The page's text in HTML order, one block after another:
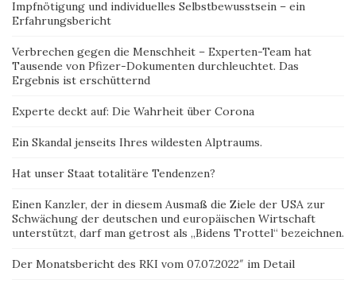
Impfnötigung und individuelles Selbstbewusstsein – ein
Erfahrungsbericht
Verbrechen gegen die Menschheit – Experten-Team hat
Tausende von Pfizer-Dokumenten durchleuchtet. Das
Ergebnis ist erschütternd
Experte deckt auf: Die Wahrheit über Corona
Ein Skandal jenseits Ihres wildesten Alptraums.
Hat unser Staat totalitäre Tendenzen?
Einen Kanzler, der in diesem Ausmaß die Ziele der USA zur
Schwächung der deutschen und europäischen Wirtschaft
unterstützt, darf man getrost als „Bidens Trottel“ bezeichnen.
Der Monatsbericht des RKI vom 07.07.2022″ im Detail